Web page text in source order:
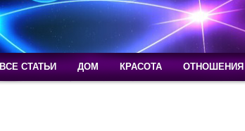
ВСЕ СТАТЬИ ДОМ КРАСОТА ОТНОШЕНИЯ